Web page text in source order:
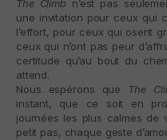
The Climb n’est pas
une invitation pour ceux qui
l’effort, pour ceux qui osent
ceux qui n’ont pas peur
certitude qu’au bout du
attend.
Nous espérons que The
instant, que ce soit en
journées les plus calmes de
petit pas, chaque geste